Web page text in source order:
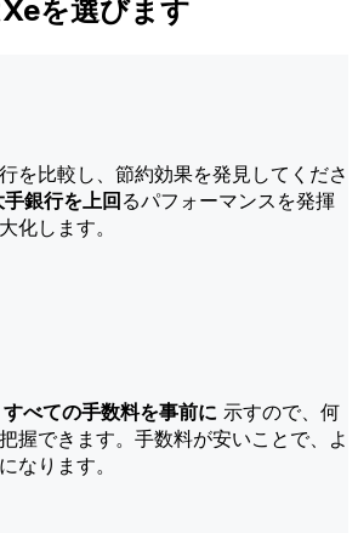
を選びます
を比較し、節約効果を発見してくださ
手銀行を上回るパフォーマンスを発揮
化します。
すべての手数料を事前に 示すので、何
握できます。手数料が安いことで、よ
なります。